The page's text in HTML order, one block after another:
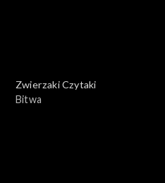
Zwierzaki Czytaki
Bitwa